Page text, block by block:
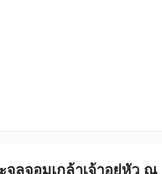
ลจอมเกล้าเจ้าอยู่หัว